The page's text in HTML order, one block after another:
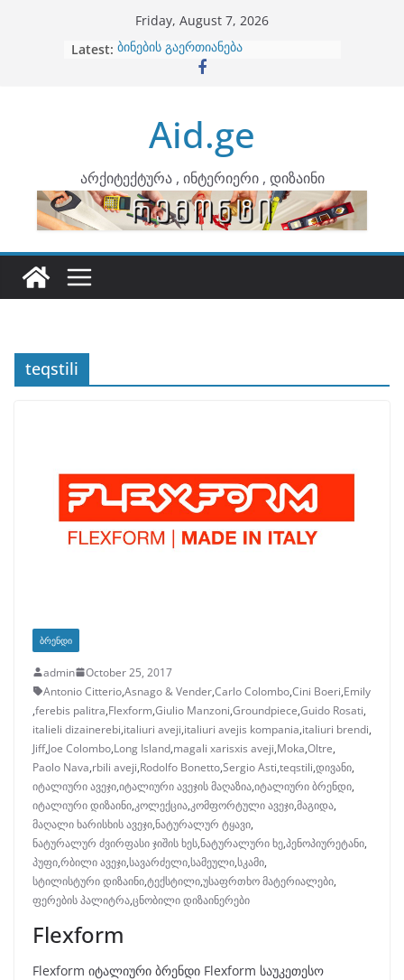
Friday, August 7, 2026
Latest: ბინების გაერთიანება
კონტრასტები ინტერიერში
ინტერიერის დიზიანი
არტემიდი წარმოგიდგენთ
Aid.ge
არქიტექტურა , ინტერიერი , დიზაინი
teqstili
ᲑᲠᲔᲜᲓᲘ
admin
October 25, 2017
Antonio Citterio,Asnago & Vender,Carlo Colombo,Cini Boeri,Emily
,ferebis palitra,Flexform,Giulio Manzoni,Groundpiece,Guido Rosati,
italieli dizainerebi,italiuri aveji,italiuri avejis kompania,italiuri brendi,
Jiff,Joe Colombo,Long Island,magali xarisxis aveji,Moka,Oltre,
Paolo Nava,rbili aveji,Rodolfo Bonetto,Sergio Asti,teqstili,დივანი,
იტალიური ავეჯი,იტალიური ავეჯის მაღაზია,იტალიური ბრენდი,
იტალიური დიზაინი,კოლექცია,კომფორტული ავეჯი,მაგიდა,
მაღალი ხარისხის ავეჯი,ნატურალურ ტყავი,
ნატურალურ ძვირფასი ჯიშის ხეს,ნატურალური ხე,პენოპიურეტანი,
პუფი,რბილი ავეჯი,სავარძელი,სამეული,სკამი,
სტილისტური დიზაინი,ტექსტილი,უსაფრთხო მატერიალები,
ფერების პალიტრა,ცნობილი დიზაინერები
Flexform
Flexform იტალიური ბრენდი Flexform საუკეთესო